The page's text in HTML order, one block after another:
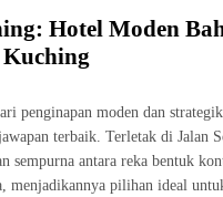
Hotel Moden
penginapan moden dan
terbaik. Terletak di Jalan
sempurna antara reka bentuk
menjadikannya pilihan ideal